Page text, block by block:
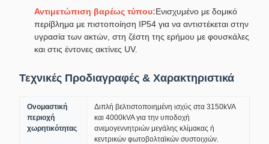
Αντιμετώπιση βαρέως τύπου:Ενισχυμένο με δομικό
περίβλημα με πιστοποίηση IP54 για να αντιστέκεται στην
υγρασία των ακτών, στη ζέστη της ερήμου με φουσκάλες
και στις έντονες ακτίνες UV.
Τεχνικές Προδιαγραφές & Χαρακτηριστικά
Ονομαστική
περιοχή
χωρητικότητας
Διπλή βελτιστοποιημένη ισχύς στα 3150kVA
και 4000kVA για την υποδοχή
ανεμογεννητριών μεγάλης κλίμακας ή
κεντρικών φωτοβολταϊκών συστοιχιών.